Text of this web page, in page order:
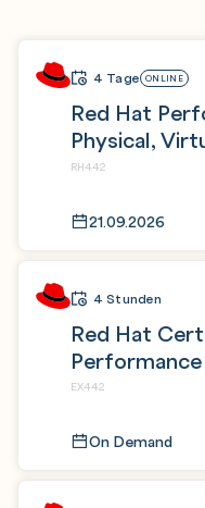
4 Tage ONLINE
Red Hat
Physical,
RH442
21.09.2026
4 Stunden
Red Hat
EX442
On Demand